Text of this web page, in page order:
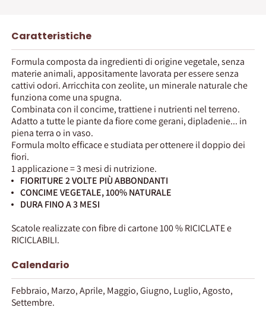
Caratteristiche
Formula composta da ingredienti di origine vegetale, senza
materie animali, appositamente lavorata per essere senza
cattivi odori. Arricchita con zeolite, un minerale naturale che
funziona come una spugna.
Combinata con il concime, trattiene i nutrienti nel terreno.
Adatto a tutte le piante da fiore come gerani, dipladenie... in
piena terra o in vaso.
Formula molto efficace e studiata per ottenere il doppio dei
fiori.
1 applicazione = 3 mesi di nutrizione.
FIORITURE 2 VOLTE PIÙ ABBONDANTI
CONCIME VEGETALE, 100% NATURALE
DURA FINO A 3 MESI
Scatole realizzate con fibre di cartone 100 % RICICLATE e
RICICLABILI.
Calendario
Febbraio, Marzo, Aprile, Maggio, Giugno, Luglio, Agosto,
Settembre.